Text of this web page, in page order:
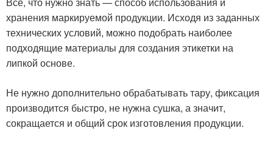
хранения маркируемой продукции. Исходя из заданных
технических условий, можно подобрать наиболее
подходящие материалы для создания этикетки на
липкой основе.
Не нужно дополнительно обрабатывать тару, фиксация
производится быстро, не нужна сушка, а значит,
сокращается и общий срок изготовления продукции.